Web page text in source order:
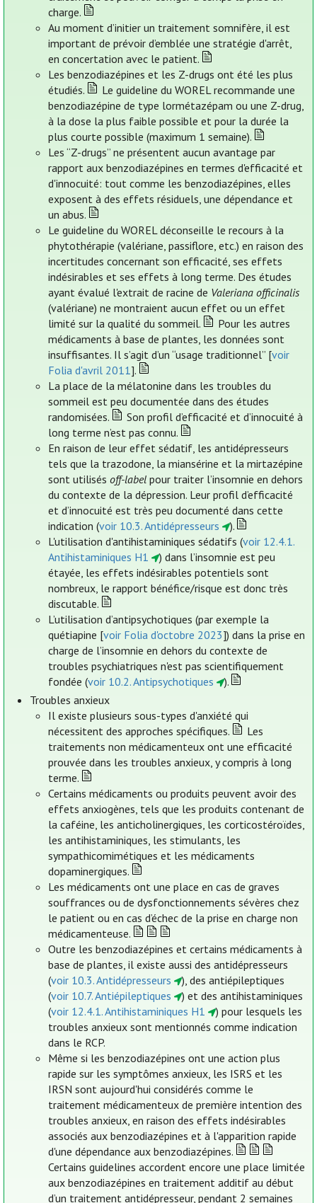
charge.
Au moment d’initier un traitement somnifère, il est
important de prévoir d’emblée une stratégie d'arrêt,
en concertation avec le patient.
Les benzodiazépines et les Z-drugs ont été les plus
étudiés.
Le guideline du WOREL recommande une
benzodiazépine de type lormétazépam ou une Z-drug,
à la dose la plus faible possible et pour la durée la
plus courte possible (maximum 1 semaine).
Les “Z-drugs” ne présentent aucun avantage par
rapport aux benzodiazépines en termes d'efficacité et
d'innocuité: tout comme les benzodiazépines, elles
exposent à des effets résiduels, une dépendance et
un abus.
Le guideline du WOREL déconseille le recours à la
phytothérapie (valériane, passiflore, etc.) en raison des
incertitudes concernant son efficacité, ses effets
indésirables et ses effets à long terme. Des études
ayant évalué l'extrait de racine de Valeriana officinalis
(valériane) ne montraient aucun effet ou un effet
limité sur la qualité du sommeil.
Pour les autres
médicaments à base de plantes, les données sont
insuffisantes. Il s’agit d’un “usage traditionnel” [voir
Folia d'avril 2011].
La place de la mélatonine dans les troubles du
sommeil est peu documentée dans des études
randomisées.
Son profil d’efficacité et d’innocuité à
long terme n’est pas connu.
En raison de leur effet sédatif, les antidépresseurs
tels que la trazodone, la miansérine et la mirtazépine
sont utilisésoff-label pour traiter l’insomnie en dehors
du contexte de la dépression. Leur profil d’efficacité
et d’innocuité est très peu documenté dans cette
indication (voir 10.3. Antidépresseurs
).
L'utilisation d'antihistaminiques sédatifs (voir 12.4.1.
Antihistaminiques H1
) dans l’insomnie est peu
étayée, les effets indésirables potentiels sont
nombreux, le rapport bénéfice/risque est donc très
discutable.
L’utilisation d’antipsychotiques (par exemple la
quétiapine [voir Folia d'octobre 2023]) dans la prise en
charge de l’insomnie en dehors du contexte de
troubles psychiatriques n'est pas scientifiquement
fondée (voir 10.2. Antipsychotiques
).
Troubles anxieux
Il existe plusieurs sous-types d'anxiété qui
nécessitent des approches spécifiques.
Les
traitements non médicamenteux ont une efficacité
prouvée dans les troubles anxieux, y compris à long
terme.
Certains médicaments ou produits peuvent avoir des
effets anxiogènes, tels que les produits contenant de
la caféine, les anticholinergiques, les corticostéroïdes,
les antihistaminiques, les stimulants, les
sympathicomimétiques et les médicaments
dopaminergiques.
Les médicaments ont une place en cas de graves
souffrances ou de dysfonctionnements sévères chez
le patient ou en cas d’échec de la prise en charge non
médicamenteuse.
Outre les benzodiazépines et certains médicaments à
base de plantes, il existe aussi des antidépresseurs
(voir 10.3. Antidépresseurs
), des antiépileptiques
(voir 10.7. Antiépileptiques
) et des antihistaminiques
(voir 12.4.1. Antihistaminiques H1
) pour lesquels les
troubles anxieux sont mentionnés comme indication
dans le RCP.
Même si les benzodiazépines ont une action plus
rapide sur les symptômes anxieux, les ISRS et les
IRSN sont aujourd'hui considérés comme le
traitement médicamenteux de première intention des
troubles anxieux, en raison des effets indésirables
associés aux benzodiazépines et à l'apparition rapide
d'une dépendance aux benzodiazépines.
Certains guidelines accordent encore une place limitée
aux benzodiazépines en traitement additif au début
d’un traitement antidépresseur, pendant 2 semaines